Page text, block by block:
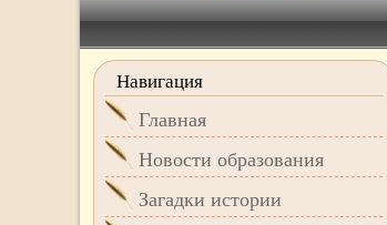
Навигация
Главная
Новости образования
Загадки истории